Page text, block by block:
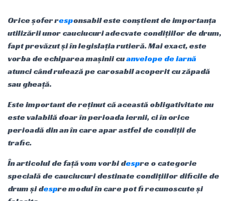
Orice șofer responsabil este conștient de importanța
utilizării unor cauciucuri adecvate condițiilor de drum,
fapt prevăzut și în legislația rutieră. Mai exact, este
vorba de echiparea mașinii cuanvelope de iarnă
atunci când rulează pe carosabil acoperit cu zăpadă
sau gheață.
Este important de reținut că această obligativitate nu
este valabilă doar în perioada iernii, ci în orice
perioadă din an în care apar astfel de condiții de
trafic.
În articolul de față vom vorbi despre o categorie
specială de cauciucuri destinate condițiilor dificile de
drum și despre modul în care pot fi recunoscute și